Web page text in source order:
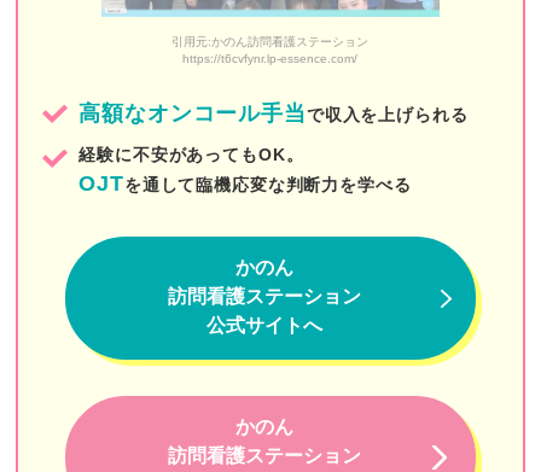
フローカ訪問看護ステーション
医師会立中央区訪問看護ステーション
大地訪問看護ステーション
みんなのかかりつけ訪問看護ステーション
訪問看護ステーションSUN
そらまめ訪問看護ステーション
タイムレス訪問看護ステーション
自由が丘訪問看護ステーション
引用元:かのん訪問看護ステーション
https://t6cvfynr.lp-essence.com/
高額なオンコール手当で収入を上げられる
経験に不安があってもOK。
OJTを通して臨機応変な判断力を学べる
かのん
訪問看護ステーション
公式サイトへ
かのん
訪問看護ステーション